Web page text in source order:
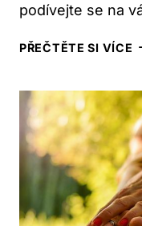
podívejte se na
PŘEČTĚTE SI VÍCE
5